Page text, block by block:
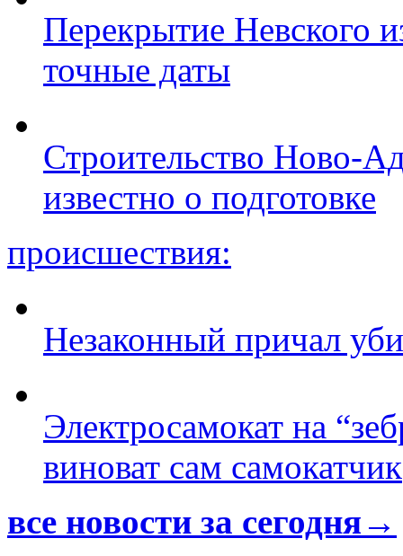
Перекрытие Невского
точные даты
Строительство Ново-
известно о подготовке
происшествия:
Незаконный причал
Электросамокат на
виноват сам самокатчик
все новости за сегодня→